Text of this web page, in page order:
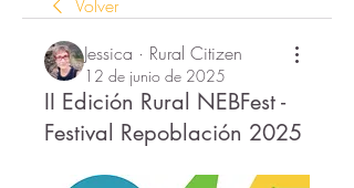
Volver
Jessica · Rural Citizen
12 de junio de 2025
II Edición Rural NEBFest -
Festival Repoblación 2025